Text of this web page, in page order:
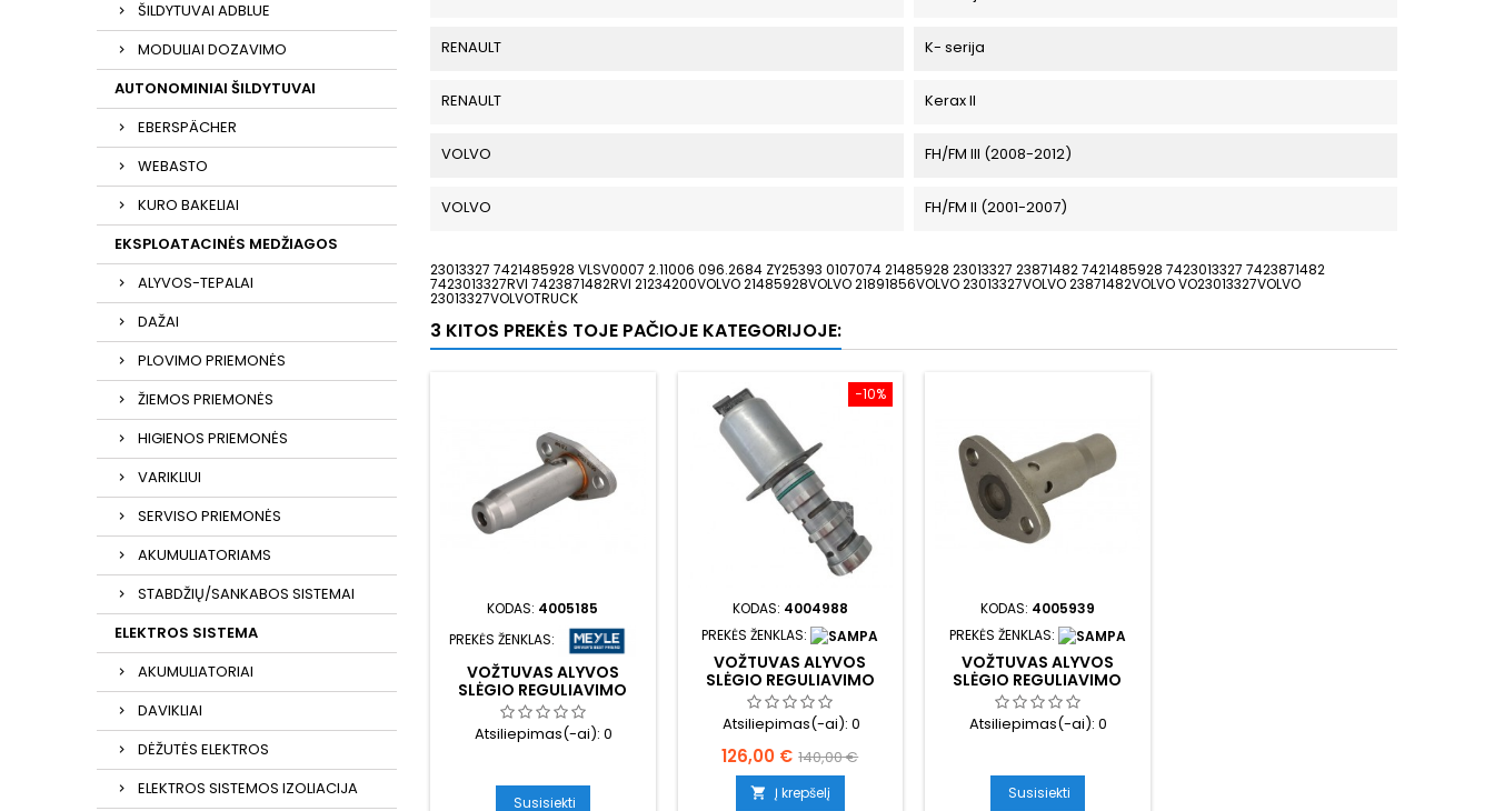
ŠILDYTUVAI ADBLUE
MODULIAI DOZAVIMO
AUTONOMINIAI ŠILDYTUVAI
EBERSPÄCHER
WEBASTO
KURO BAKELIAI
EKSPLOATACINĖS MEDŽIAGOS
ALYVOS-TEPALAI
DAŽAI
PLOVIMO PRIEMONĖS
ŽIEMOS PRIEMONĖS
HIGIENOS PRIEMONĖS
VARIKLIUI
SERVISO PRIEMONĖS
AKUMULIATORIAMS
STABDŽIŲ/SANKABOS SISTEMAI
ELEKTROS SISTEMA
AKUMULIATORIAI
DAVIKLIAI
DĖŽUTĖS ELEKTROS
ELEKTROS SISTEMOS IZOLIACIJA
RENAULT K- serija
RENAULT Kerax II
VOLVO FH/FM III (2008-2012)
VOLVO FH/FM II (2001-2007)
23013327 7421485928 VLSV0007 2.11006 096.2684 ZY25393 0107074 21485928 23013327 23871482 7421485928 7423013327 7423871482
7423013327RVI 7423871482RVI 21234200VOLVO 21485928VOLVO 21891856VOLVO 23013327VOLVO 23871482VOLVO VO23013327VOLVO
23013327VOLVOTRUCK
3 KITOS PREKĖS TOJE PAČIOJE KATEGORIJOJE:
KODAS: 4005185
PREKĖS ŽENKLAS:
VOŽTUVAS ALYVOS
SLĖGIO REGULIAVIMO
Atsiliepimas(-ai):0
Susisiekti
−10%
KODAS: 4004988
PREKĖS ŽENKLAS:
VOŽTUVAS ALYVOS
SLĖGIO REGULIAVIMO
Atsiliepimas(-ai): 0
Kaina
126,00 € Bazinė
kaina
140,00 €
 Į krepšelį
KODAS: 4005939
PREKĖS ŽENKLAS:
VOŽTUVAS ALYVOS
SLĖGIO REGULIAVIMO
Atsiliepimas(-ai):0
Susisiekti